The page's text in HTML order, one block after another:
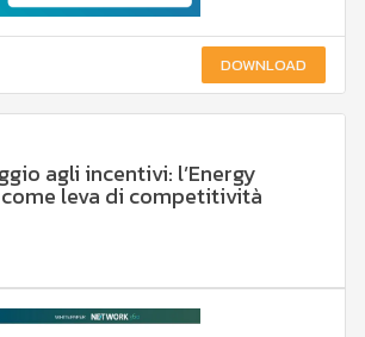
DOWNLOAD
agli incentivi: l’Energy
leva di competitività